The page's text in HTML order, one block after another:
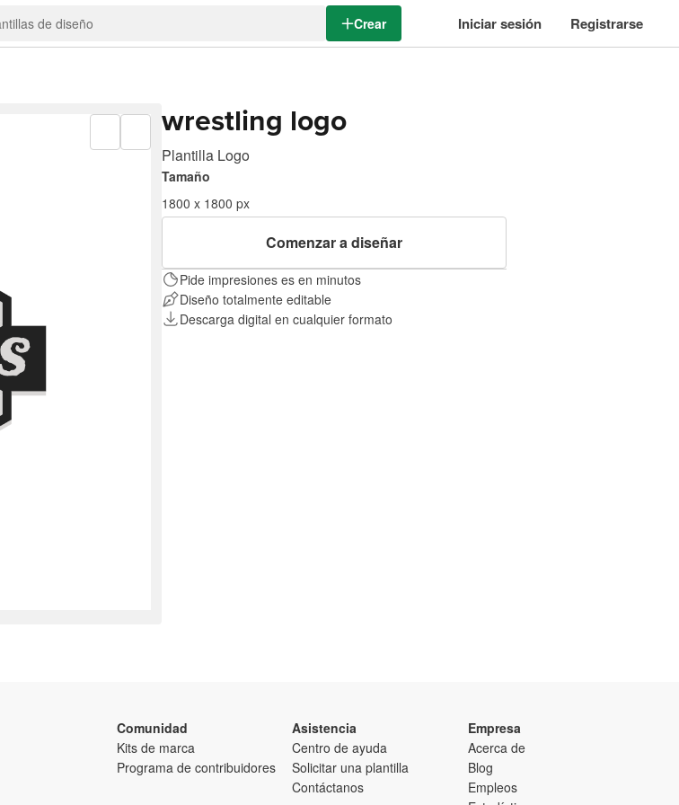
Crear Iniciar sesión Registrarse
wrestling logo
Plantilla Logo
Tamaño
1800 x 1800 px
Comenzar a diseñar
Pide impresiones es en minutos
Diseño totalmente editable
Descarga digital en cualquier formato
Comunidad
Kits de marca
Programa de contribuidores
Asistencia
Centro de ayuda
Solicitar una plantilla
Contáctanos
Empresa
Acerca de
Blog
Empleos